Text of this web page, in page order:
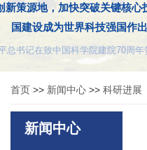
新策源地，加快突破关键核
国建设成为世界科技强国作
书记在致中国科学院建院70周年
首页 >> 新闻中心 >> 科研进展
新闻中心